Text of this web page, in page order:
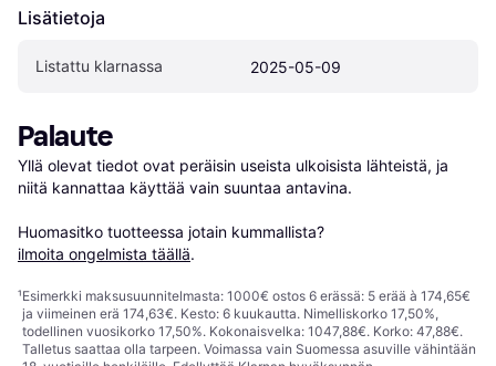
Lisätietoja
Listattu klarnassa 2025-05-09
Palaute
Yllä olevat tiedot ovat peräisin useista ulkoisista lähteistä, ja
niitä kannattaa käyttää vain suuntaa antavina.
Huomasitko tuotteessa jotain kummallista?
ilmoita ongelmista täällä.
¹Esimerkki maksusuunnitelmasta: 1000€ ostos 6 erässä: 5 erää à 174,65€
ja viimeinen erä 174,63€. Kesto: 6 kuukautta. Nimelliskorko 17,50%,
todellinen vuosikorko 17,50%. Kokonaisvelka: 1047,88€. Korko: 47,88€.
Talletus saattaa olla tarpeen. Voimassa vain Suomessa asuville vähintään